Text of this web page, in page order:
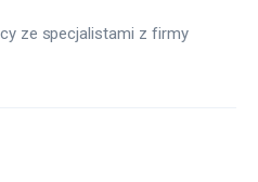
ze specjalistami z firmy